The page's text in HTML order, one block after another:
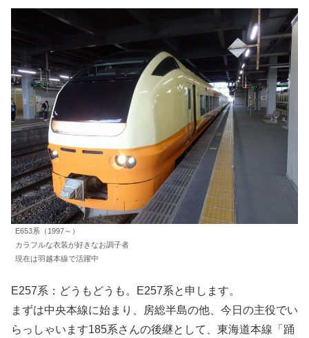
E653系（1997～）
カラフルな衣装が好きなお調子者
現在は羽越本線で活躍中
E257系：どうもどうも。E257系と申します。
まずは中央本線に始まり、房総半島の他、今日の主役でい
らっしゃいます185系さんの後継として、東海道本線「踊